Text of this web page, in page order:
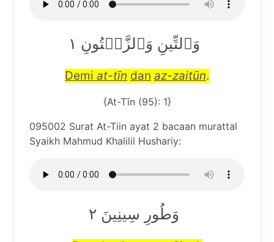
وَٱلتِّينِ وَٱلزَّيۡتُونِ ١
Demi at-tīn dan az-zaitūn.
{At-Tīn (95): 1}
095002 Surat At-Tiin ayat 2 bacaan murattal
Syaikh Mahmud Khalilil Hushariy:
وَطُورِ سِينِينَ ٢